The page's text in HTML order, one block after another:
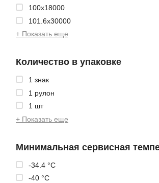
100x18000
101.6x30000
+ Показать еще
Количество в упаковке
1 знак
1 рулон
1 шт
+ Показать еще
Минимальная сервисная
-34.4 °C
-40 °C